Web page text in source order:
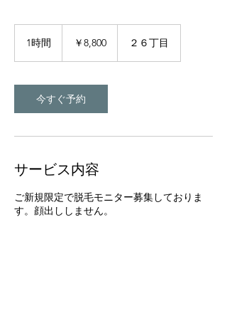
1時間 ￥8,800 ２６丁目
今すぐ予約
サービス内容
ご新規限定で脱毛モニター募集しておりま
す。顔出ししません。